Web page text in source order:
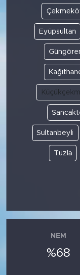
Eyüpsultan
Sultanbeyli
Tuzla
NEM
%68
YAŞAM
TARİHTEN
TARİH
KADIN
SAĞLIK
SİYASET
MEDYA
FOTO
SOSYAL